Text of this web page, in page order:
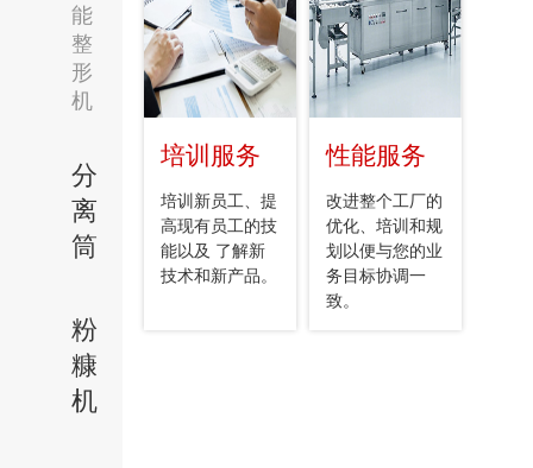
能
整
形
机
分
离
筒
粉
糠
机
培训服务
培训新员工、提
高现有员工的技
能以及 了解新
技术和新产品。
性能服务
改进整个工厂的
优化、培训和规
划以便与您的业
务目标协调一
致。